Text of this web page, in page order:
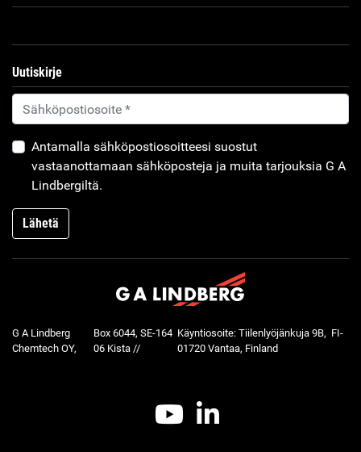
Uutiskirje
Antamalla sähköpostiosoitteesi suostut
vastaanottamaan sähköposteja ja muita tarjouksia G A
Lindbergiltä.
Lähetä
G A Lindberg
Chemtech OY,
Box 6044, SE-164
06 Kista //
Käyntiosoite: Tiilenlyöjänkuja 9B, FI-
01720 Vantaa, Finland
YoutubeLinkedIn